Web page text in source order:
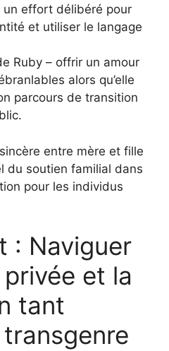
un effort délibéré pour
et utiliser le langage
Ruby – offrir un amour
alors qu’elle
parcours de transition
entre mère et fille
du soutien familial dans
pour les individus
: Naviguer
et la
tant
transgenre